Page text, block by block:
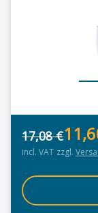
17,08€
incl. VAT zzgl.